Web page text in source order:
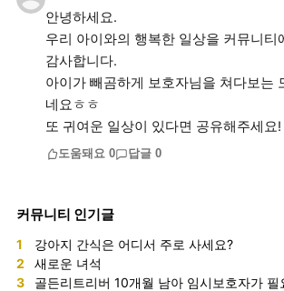
안녕하세요.
우리 아이와의 행복한 일상을 커뮤니티
감사합니다.
아이가 빼곰하게 보호자님을 쳐다보는
네요ㅎㅎ
또 귀여운 일상이 있다면 공유해주세요!
도움돼요 0 답글 0
커뮤니티 인기글
1 강아지 간식은 어디서 주로 사세요?
2 새로운 녀석
3 골든리트리버 10개월 남아 임시보호자가 필